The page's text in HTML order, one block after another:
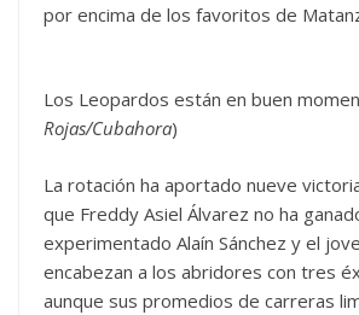
por encima de los favoritos de
Los Leopardos están en buen
Rojas/Cubahora)
La rotación ha aportado nueve
que Freddy Asiel Álvarez no ha
experimentado Alaín Sánchez y el
encabezan a los abridores con tres
aunque sus promedios de carreras